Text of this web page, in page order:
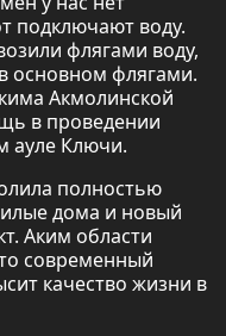
подключают воду.
флягами воду,
основном флягами.
Акмолинской
в проведении
ауле Ключи.
полностью
дома и новый
Аким области
современный
качество жизни в